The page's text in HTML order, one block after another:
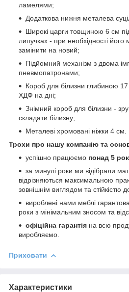
ламелями;
Додаткова нижня металева
Широкі царги товщиною 6 см
липучках - при необхідності
замінити на новий;
Підйомний механізм з двома
пневмопатронами;
Короб для білизни глибиною
ХДФ на дні;
Знімний короб для білизни -
складати білизну;
Металеві хромовані ніжки 4 см.
Трохи про нашу компанію та
успішно працюємо понад 5
за минулі роки ми відібрали
відрізняються максимальною
зовнішнім виглядом та стійкістю
вироблені нами меблі
роки з мінімальним зносом та
офіційна гарантія на всю
виробляємо.
Приховати
Характеристики